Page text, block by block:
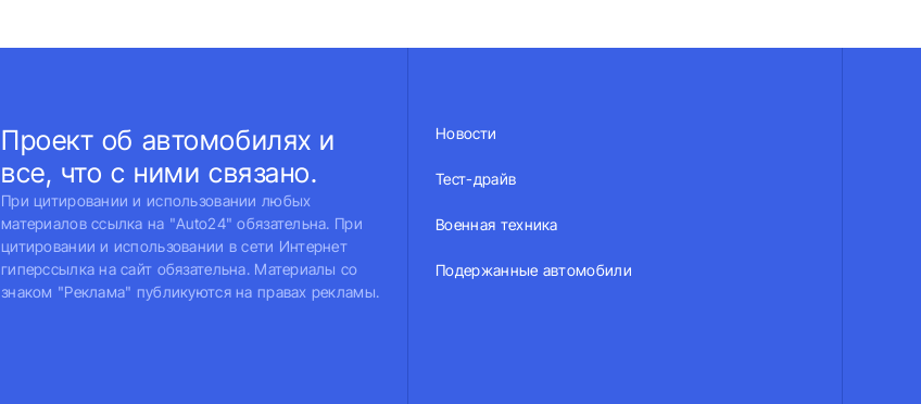
Проект об автомобилях и
все, что с ними связано.
При цитировании и использовании любых
материалов ссылка на "Auto24" обязательна. При
цитировании и использовании в сети Интернет
гиперссылка на сайт обязательна. Материалы со
знаком "Реклама" публикуются на правах рекламы.
Новости
Тест-драйв
Военная техника
Подержанные автомобили